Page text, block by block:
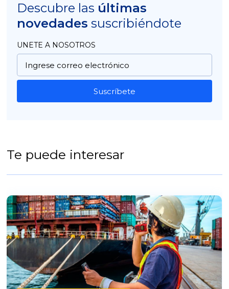
Descubre las últimas
novedades suscribiéndote
UNETE A NOSOTROS
Suscríbete
Te puede interesar